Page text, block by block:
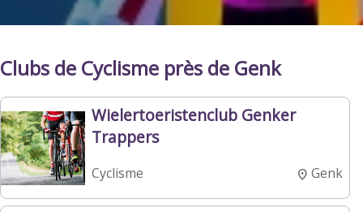
Clubs de Cyclisme près de Genk
Wielertoeristenclub Genker
Trappers
Cyclisme Genk